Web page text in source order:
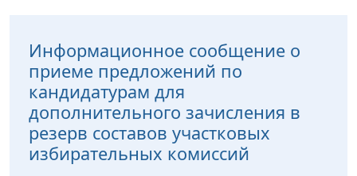
Информационное сообщение о
приеме предложений по
кандидатурам для
дополнительного зачисления в
резерв составов участковых
избирательных комиссий